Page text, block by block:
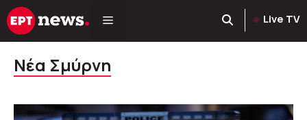
Μετάβαση
σε
Live TV
Νέα Σμύρνη